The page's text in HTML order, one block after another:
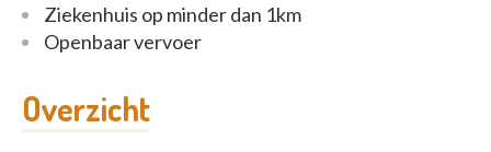
Ziekenhuis op minder dan 1km
Openbaar vervoer
Overzicht